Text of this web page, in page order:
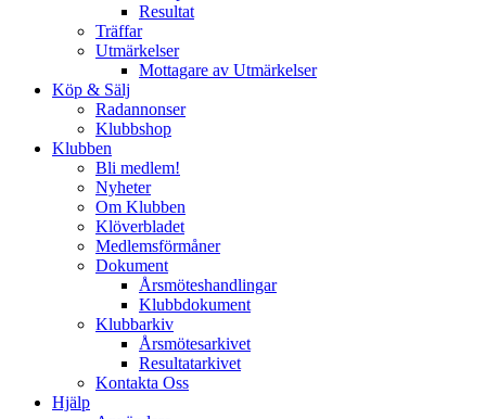
Resultat
Träffar
Utmärkelser
Mottagare av Utmärkelser
Köp & Sälj
Radannonser
Klubbshop
Klubben
Bli medlem!
Nyheter
Om Klubben
Klöverbladet
Medlemsförmåner
Dokument
Årsmöteshandlingar
Klubbdokument
Klubbarkiv
Årsmötesarkivet
Resultatarkivet
Kontakta Oss
Hjälp